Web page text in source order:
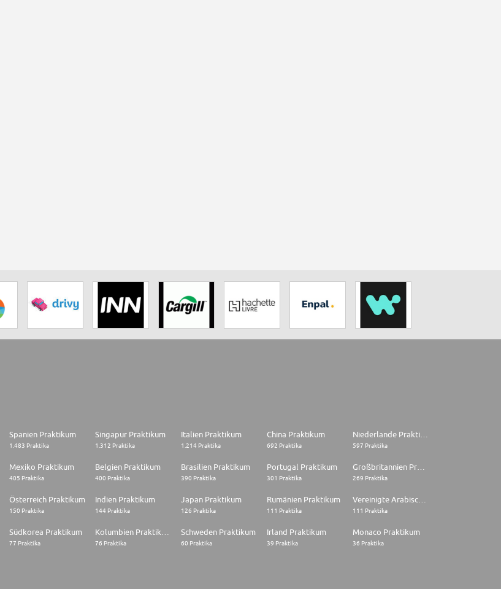
Spanien Praktikum
1.483 Praktika
Singapur Praktikum
1.312 Praktika
Italien Praktikum
1.214 Praktika
China Praktikum
692 Praktika 597 Praktika
Mexiko Praktikum
405 Praktika
Belgien Praktikum
400 Praktika
Brasilien Praktikum
390 Praktika
Portugal Praktikum
301 Praktika 269 Praktika
Österreich Praktikum
150 Praktika
Indien Praktikum
144 Praktika
Japan Praktikum
126 Praktika
Rumänien Praktikum
111 Praktika 111 Praktika
Südkorea Praktikum
77 Praktika 76 Praktika
Schweden Praktikum
60 Praktika
Irland Praktikum
39 Praktika
Monaco Praktikum
36 Praktika